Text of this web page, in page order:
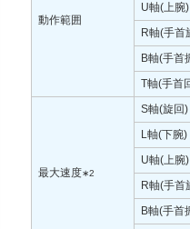
動作範囲
U軸(上腕)
R軸(手首
B軸(手首
T軸(手首
最大速度∗2
S軸(旋回)
L軸(下腕)
U軸(上腕)
R軸(手首
B軸(手首